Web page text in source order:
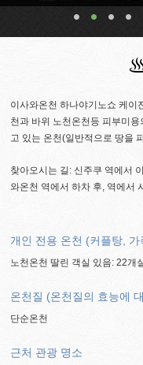
이사와온천 하나야기노쇼 케
천과 바위 노천온천등 피부미
고 있는 온천(일반적으로 땅을
찾아오시는 길: 신주쿠 역에서
와온천 역에서 하차 후, 역에서
개인 전용 온천 (커플탕, 가
노천온천 딸린 객실 있음: 22개
온천질 (온천질의 효능에
단순온천
근처 관광 명소